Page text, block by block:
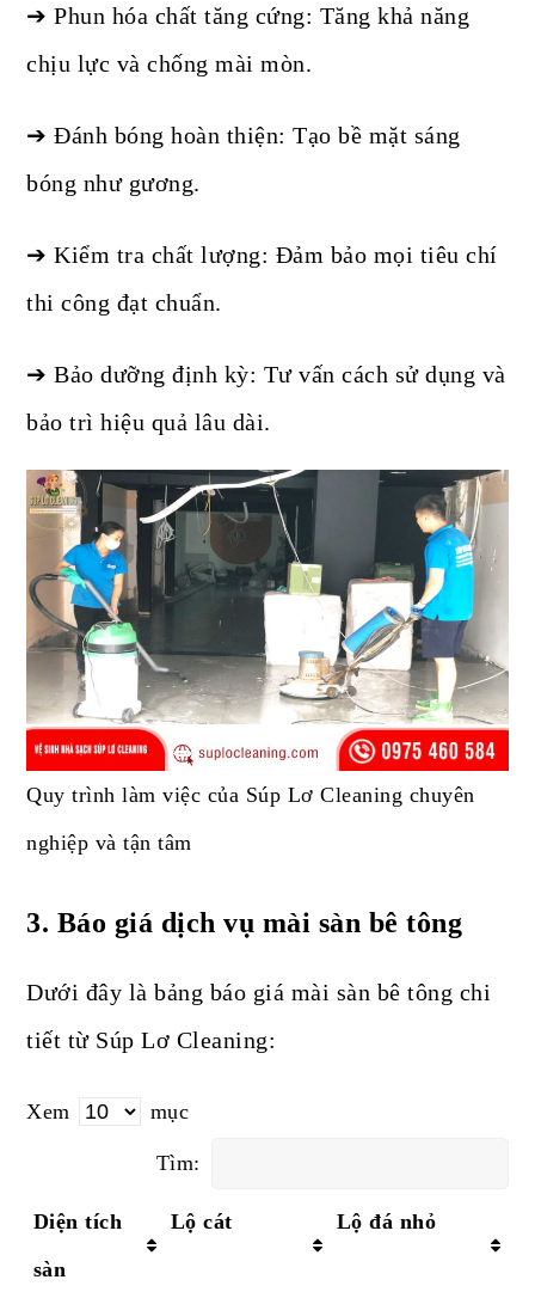
➔ Phun hóa chất tăng cứng: Tăng khả năng
chịu lực và chống mài mòn.
➔ Đánh bóng hoàn thiện: Tạo bề mặt sáng
bóng như gương.
➔ Kiểm tra chất lượng: Đảm bảo mọi tiêu chí
thi công đạt chuẩn.
➔ Bảo dưỡng định kỳ: Tư vấn cách sử dụng và
bảo trì hiệu quả lâu dài.
Quy trình làm việc của Súp Lơ Cleaning chuyên
nghiệp và tận tâm
3. Báo giá dịch vụ mài sàn bê tông
Dưới đây là bảng báo giá mài sàn bê tông chi
tiết từ Súp Lơ Cleaning:
Xem mục
Tìm:
Diện tích
sàn
Lộ cát Lộ đá nhỏ